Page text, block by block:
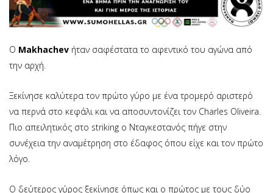
Ο Makhachev ήταν σαφέστατα το αφεντικό του αγώνα από
την αρχή.
Ξεκίνησε καλύτερα τον πρώτο γύρο με ένα τρομερό αριστερό
να περνά στο κεφάλι και να αποσυντονίζει τον Charles Oliveira.
Πιο απειλητικός στο striking ο Νταγκεστανός πήγε στην
συνέχεια την αναμέτρηση στο έδαφος όπου είχε και τον πρώτο
λόγο.
Ο δεύτερος γύρος ξεκίνησε όπως και ο πρώτος με τους δύο